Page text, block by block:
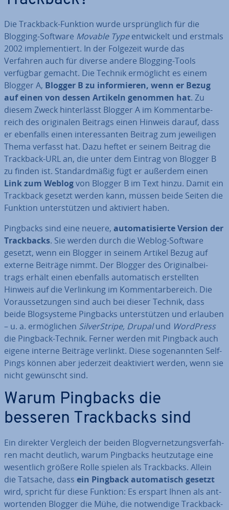
Die Trackback-Funktion wurde ur­sprüng­lich für die
Blogging-Software Movable Typeent­wi­ckelt und erstmals
2002 im­ple­men­tiert. In der Folgezeit wurde das
Verfahren auch für diverse andere Blogging-Tools
verfügbar gemacht. Die Technik er­mög­licht es einem
Blogger A, Blogger B zu in­for­mie­ren, wenn er Bezug
auf einen von dessen Artikeln genommen hat. Zu
diesem Zweck hin­ter­lässt Blogger A im Kom­men­tar­be­
reich des ori­gi­na­len Beitrags einen Hinweis darauf, dass
er ebenfalls einen in­ter­es­san­ten Beitrag zum je­wei­li­gen
Thema verfasst hat. Dazu heftet er seinem Beitrag die
Trackback-URL an, die unter dem Eintrag von Blogger B
zu finden ist. Stan­dard­mä­ßig fügt er außerdem einen
Link zum Weblogvon Blogger B im Text hinzu. Damit ein
Trackback gesetzt werden kann, müssen beide Seiten die
Funktion un­ter­stüt­zen und aktiviert haben.
Pingbacks sind eine neuere, au­to­ma­ti­sier­te Version der
Track­backs. Sie werden durch die Weblog-Software
gesetzt, wenn ein Blogger in seinem Artikel Bezug auf
externe Beiträge nimmt. Der Blogger des Ori­gi­nal­bei­
trags erhält einen ebenfalls au­to­ma­tisch er­stell­ten
Hinweis auf die Ver­lin­kung im Kom­men­tar­be­reich. Die
Vor­aus­set­zun­gen sind auch bei dieser Technik, dass
beide Blog­sys­te­me Pingbacks un­ter­stüt­zen und erlauben
– u. a. er­mög­li­chen Sil­ver­Stri­pe, Drupalund WordPress
die Pingback-Technik. Ferner werden mit Pingback auch
eigene interne Beiträge verlinkt. Diese so­ge­nann­ten Self-
Pings können aber jederzeit de­ak­ti­viert werden, wenn sie
nicht gewünscht sind.
Warum Pingbacks die
besseren Track­backs sind
Ein direkter Vergleich der beiden Blog­ver­net­zungs­ver­fah­
ren macht deutlich, warum Pingbacks heut­zu­ta­ge eine
we­sent­lich größere Rolle spielen als Track­backs. Allein
die Tatsache, dass ein Pingback au­to­ma­tisch gesetzt
wird, spricht für diese Funktion: Es erspart Ihnen als ant­
wor­ten­den Blogger die Mühe, die not­wen­di­ge Trackback-